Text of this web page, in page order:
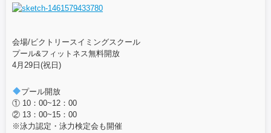
c
e
b
o
o
k
tt
ail
会場/ビクトリースイミングスクール
プール&フィットネス無料開放
4月29日(祝日)
プール開放
① 10：00~12：00
② 13：00~15：00
※泳力認定・泳力検定会も開催